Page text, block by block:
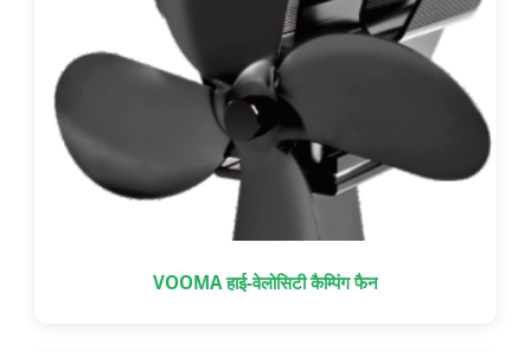
VOOMA हाई-वेलोसिटी कैम्पिंग फैन